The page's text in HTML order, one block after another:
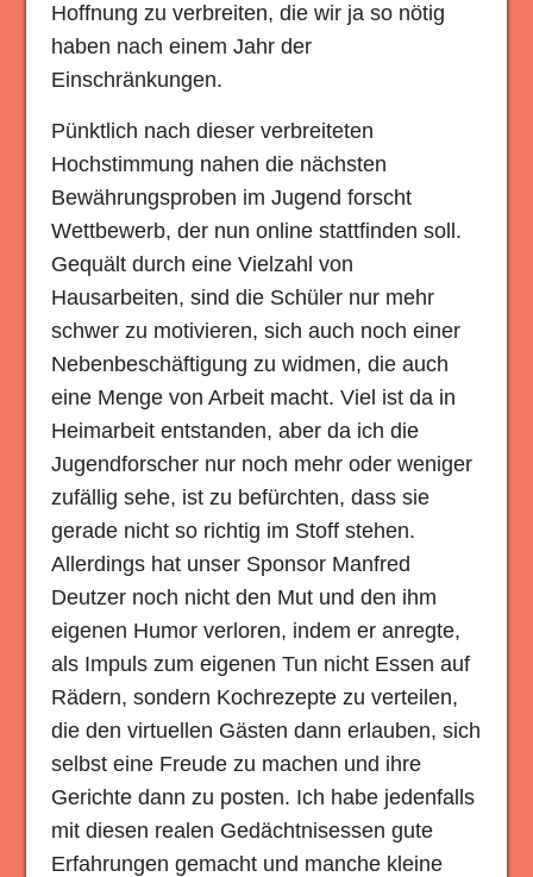
Hoffnung zu verbreiten, die wir ja so nötig
haben nach einem Jahr der
Einschränkungen.
Pünktlich nach dieser verbreiteten
Hochstimmung nahen die nächsten
Bewährungsproben im Jugend forscht
Wettbewerb, der nun online stattfinden soll.
Gequält durch eine Vielzahl von
Hausarbeiten, sind die Schüler nur mehr
schwer zu motivieren, sich auch noch einer
Nebenbeschäftigung zu widmen, die auch
eine Menge von Arbeit macht. Viel ist da in
Heimarbeit entstanden, aber da ich die
Jugendforscher nur noch mehr oder weniger
zufällig sehe, ist zu befürchten, dass sie
gerade nicht so richtig im Stoff stehen.
Allerdings hat unser Sponsor Manfred
Deutzer noch nicht den Mut und den ihm
eigenen Humor verloren, indem er anregte,
als Impuls zum eigenen Tun nicht Essen auf
Rädern, sondern Kochrezepte zu verteilen,
die den virtuellen Gästen dann erlauben, sich
selbst eine Freude zu machen und ihre
Gerichte dann zu posten. Ich habe jedenfalls
mit diesen realen Gedächtnisessen gute
Erfahrungen gemacht und manche kleine